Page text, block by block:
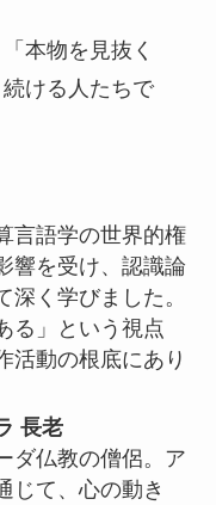
本物を見抜く
ける人たちで
言語学の世界的権
響を受け、認識論
く学びました。
る」という視点
活動の根底にあり
長老
ダ仏教の僧侶。ア
じて、心の動き